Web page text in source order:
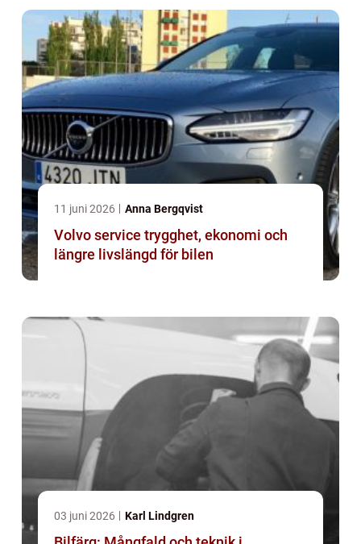
11 juni 2026 Anna Bergqvist
Volvo service trygghet, ekonomi och
längre livslängd för bilen
03 juni 2026 Karl Lindgren